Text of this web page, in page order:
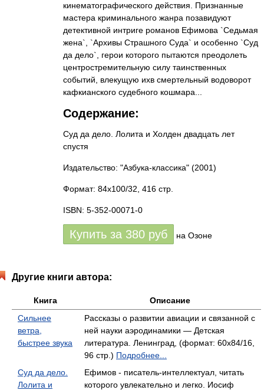
кинематографического действия. Признанные
мастера криминального жанра позавидуют
детективной интриге романов Ефимова `Седьмая
жена`, `Архивы Страшного Суда` и особенно `Суд
да дело`, герои которого пытаются преодолеть
центростремительную силу таинственных
событий, влекущую ихв смертельный водоворот
кафкианского судебного кошмара...
Содержание:
Суд да дело. Лолита и Холден двадцать лет
спустя
Издательство: "Азбука-классика" (2001)
Формат: 84x100/32, 416 стр.
ISBN: 5-352-00071-0
Купить за 380 руб на Озоне
Другие книги автора:
Книга
Описание
Сильнее
ветра,
быстрее звука
Рассказы о развитии авиации и связанной с
ней науки аэродинамики — Детская
литература. Ленинград, (формат: 60x84/16,
96 стр.) Подробнее...
Суд да дело.
Лолита и
Ефимов - писатель-интеллектуал, читать
которого увлекательно и легко. Иосиф